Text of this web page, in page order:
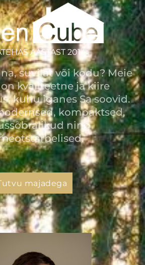
AASTAST 2014
suvilat või kodu? Meie
kvaliteetne ja kiire
kuhu iganes Sa soovid.
kompaktsed,
ning
majadega